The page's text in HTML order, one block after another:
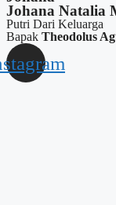
Johana Natalia
Putri Dari Keluarga
Bapak Theodolus